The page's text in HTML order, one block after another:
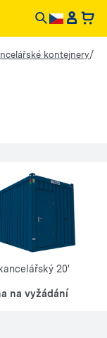
kontejnery/
20'
na vyžádání